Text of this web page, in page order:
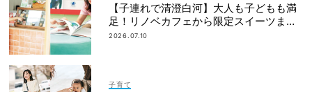
【子連れで清澄白河】大人も子どもも満
足！リノベカフェから限定スイーツまで
最旬スポット3選
2026.07.10
子育て